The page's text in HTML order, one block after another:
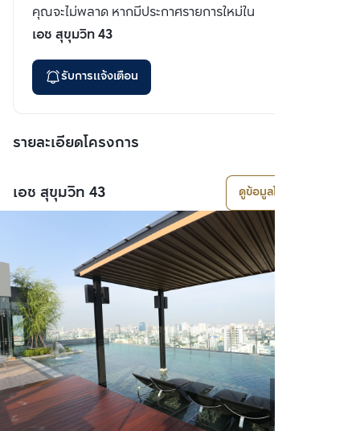
คุณจะไม่พลาด หากมีประกาศรายการใหม่ใน
เอช สุขุมวิท 43
รับการแจ้งเตือน
รายละเอียดโครงการ
เอช สุขุมวิท 43 ดูข้อมูลโครงการ